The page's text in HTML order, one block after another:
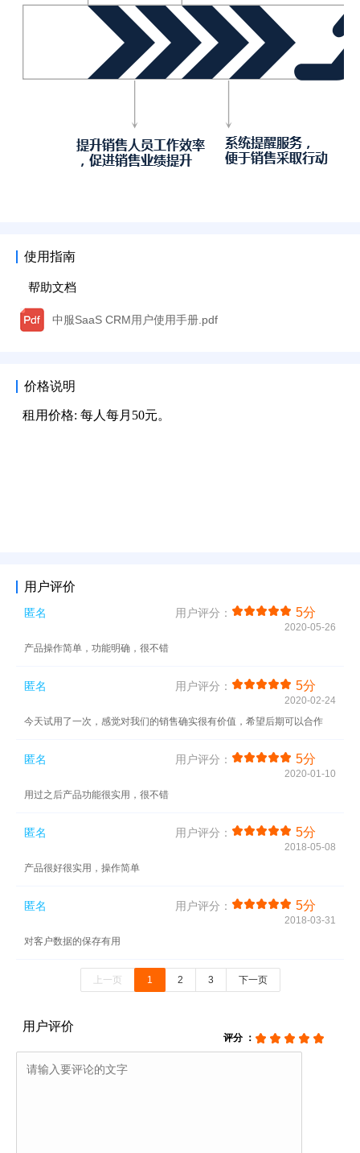
使用指南
帮助文档
中服SaaS CRM用户使用手册.pdf
价格说明
用户评价
匿名 用户评分： 5分
2020-05-26
产品操作简单，功能明确，很不错
匿名 用户评分： 5分
2020-02-24
今天试用了一次，感觉对我们的销售确实很有价值，希望后期可以合作
匿名 用户评分： 5分
2020-01-10
用过之后产品功能很实用，很不错
匿名 用户评分： 5分
2018-05-08
产品很好很实用，操作简单
匿名 用户评分： 5分
2018-03-31
对客户数据的保存有用
上一页 1 2 3 下一页
用户评价
评分 ：